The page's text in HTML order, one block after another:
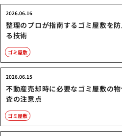
整理のプロが指南するゴミ屋敷を
る技術
2026.06.16
ゴミ屋敷
不動産売却時に必要なゴミ屋敷の
査の注意点
2026.06.15
ゴミ屋敷